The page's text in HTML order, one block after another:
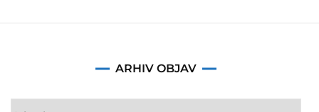
ARHIV OBJAV
Arhiv